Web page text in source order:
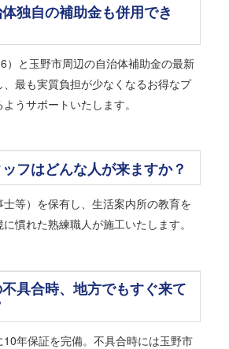
独自の補助金も併用でき
）と玉野市周辺の自治体補助金の最新
最も実質負担が少なくなるお得なプ
うサポートいたします。
フはどんな人が来ますか？
等）を保有し、生活案内所の教育を
慣れた熟練職人が施工いたします。
具合時、地方でもすぐ来て
年保証を完備。不具合時には玉野市